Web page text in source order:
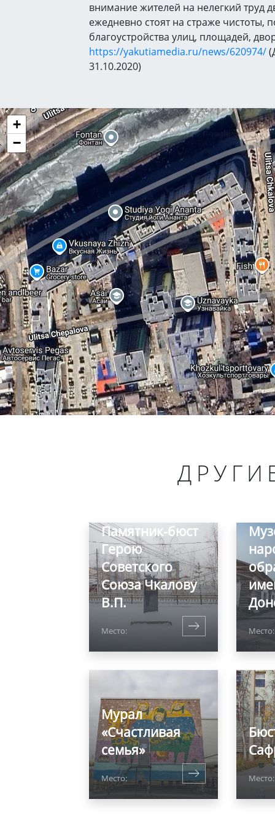
внимание жителей на нелегкий труд
ежедневно стоят на страже чистоты,
благоустройства улиц, площадей,
https://yakutiamedia.ru/news/620974/
31.10.2020)
+
−
Памятник-бюст
Герою
Советского
Союза Чкалову
В.П.
Место:
Мурал
«Счастливая
семья»
Место: Место: